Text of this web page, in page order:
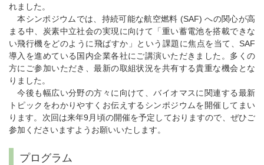
れました。
本シンポジウムでは、持続可能な航空燃料 (SAF) への関心が高
まる中、炭素中立社会の実現に向けて「重い蓄電池を搭載できな
い飛行機をどのように飛ばすか」という課題に焦点を当て、SAF
導入を進めている国内企業各社にご講演いただきました。多くの
方にご参加いただき、最新の取組状況を共有する貴重な機会とな
りました。
今後も幅広い分野の方々に向けて、バイオマスに関連する最新
トピックをわかりやすくお伝えするシンポジウムを開催してまい
ります。次回は来年9月頃の開催を予定しておりますので、ぜひご
参加くださいますようお願いいたします。
プログラム